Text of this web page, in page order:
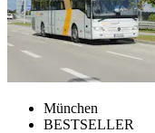
München
BESTSELLER